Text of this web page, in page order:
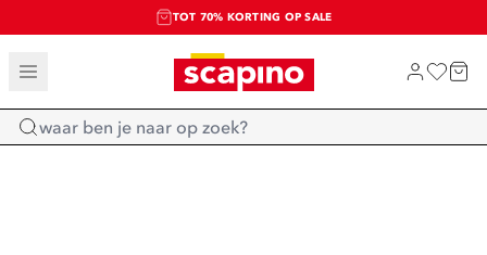
TOT 70% KORTING OP SALE
SALE: LAATSTE KANS!
SHOP NIEUW
Home